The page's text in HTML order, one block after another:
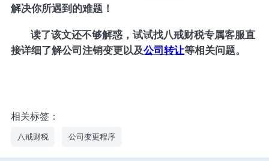
解决你所遇到的难题！
读了该文还不够解惑，试试找八戒财税专属客服直
接详细了解公司注销变更以及公司转让等相关问题。
相关标签：
八戒财税 公司变更程序